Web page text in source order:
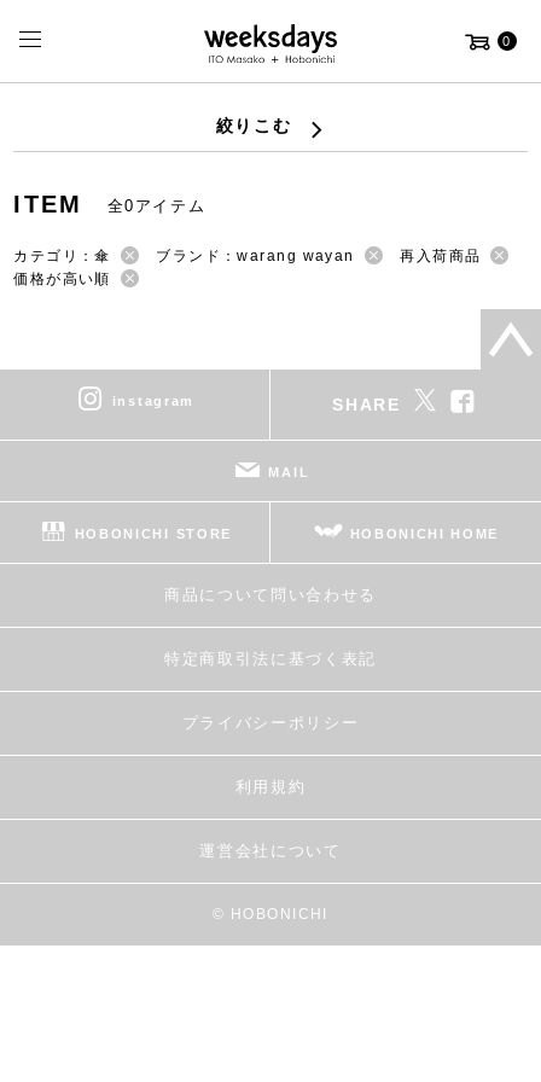
0
絞りこむ
ITEM 全0アイテム
カテゴリ：傘 ブランド：warang wayan
再入荷商品
価格が高い順
instagram SHARE
MAIL
HOBONICHI STORE HOBONICHI HOME
商品について問い合わせる
特定商取引法に基づく表記
プライバシーポリシー
利用規約
運営会社について
© HOBONICHI